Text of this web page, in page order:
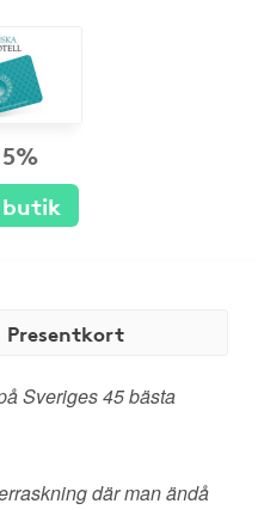
butik
Presentkort
Sveriges 45 bästa
där man ändå